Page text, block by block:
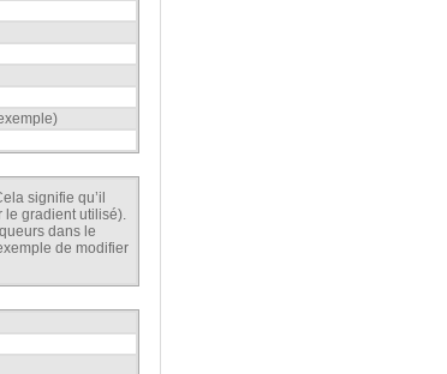
signifie qu’il
le gradient utilisé).
dans le
de modifier